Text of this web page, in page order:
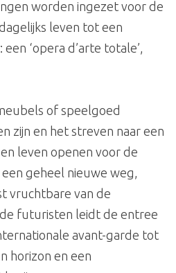
worden ingezet voor de
leven tot een
‘opera d’arte totale’,
of speelgoed
zijn en het streven naar een
leven openen voor de
geheel nieuwe weg,
vruchtbare van de
futuristen leidt de entree
avant-garde tot
horizon en een